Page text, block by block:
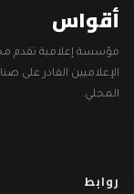
أقواس
مؤسسة إعلامية تقدم
الإعلاميين القادر على
المحلي.
روابط